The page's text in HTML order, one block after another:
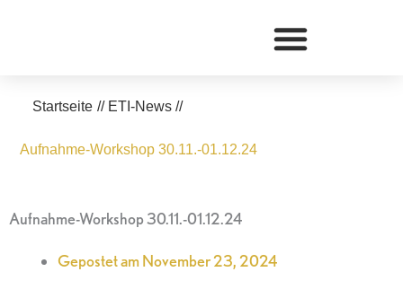
Startseite // ETI-News //
Aufnahme-Workshop 30.11.-01.12.24
Aufnahme-Workshop 30.11.-01.12.24
Gepostet amNovember 23, 2024